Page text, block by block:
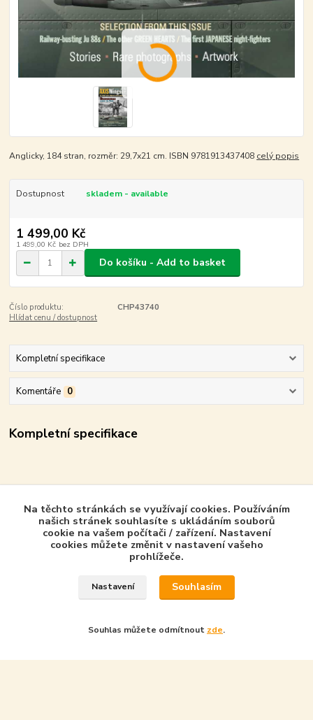
Anglicky, 184 stran, rozměr: 29,7x21 cm. ISBN 9781913437408 celý popis
Dostupnost skladem - available
1 499,00 Kč
1 499,00 Kč bez DPH
Do košíku - Add to basket
Číslo produktu:
CHP43740
Hlídat cenu / dostupnost
Kompletní specifikace
Komentáře 0
Kompletní specifikace
Anglicky, 184 stran, rozměr: 29,7x21 cm.
ISBN 9781913437408
Zboží zařazeno v kategoriích - Product in
Na těchto stránkách se využívají cookies. Používáním
našich stránek souhlasíte s ukládáním souborů
cookie na vašem počítači / zařízení. Nastavení
cookies můžete změnit v nastavení vašeho
prohlížeče.
Nastavení Souhlasím
Souhlas můžete odmítnout zde.